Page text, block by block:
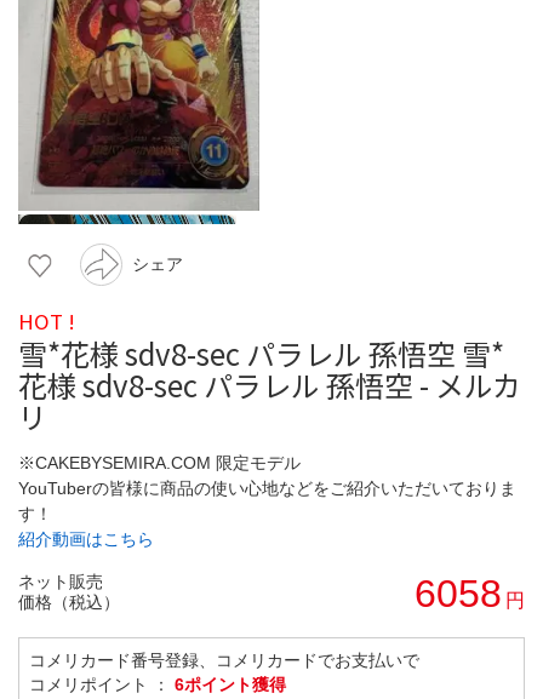
シェア
HOT !
雪*花様 sdv8-sec パラレル 孫悟空 雪*
花様 sdv8-sec パラレル 孫悟空 - メルカ
リ
※CAKEBYSEMIRA.COM 限定モデル
YouTuberの皆様に商品の使い心地などをご紹介いただいておりま
す！
紹介動画はこちら
ネット販売
価格（税込）
6058 円
コメリカード番号登録、コメリカードでお支払いで
コメリポイント ： 6ポイント獲得